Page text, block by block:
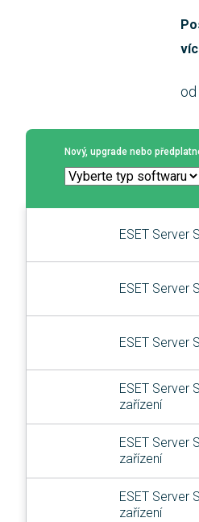
od
Nový, upgrade nebo
ESET Server
ESET Server
ESET Server
ESET Server
zařízení
ESET Server
zařízení
ESET Server
zařízení